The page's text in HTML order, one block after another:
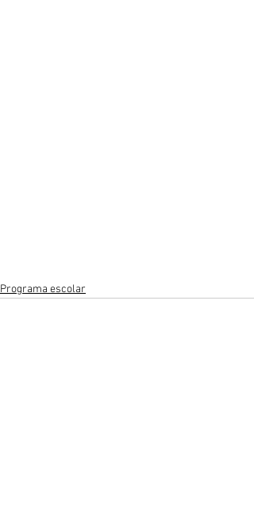
Programa escolar